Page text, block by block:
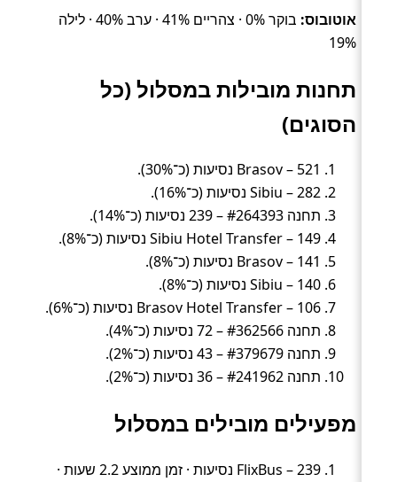
אוטובוס:
בוקר 0% · צהריים 41% · ערב 40% · לילה
19%
תחנות מובילות במסלול (כל
הסוגים)
Brasov – 521 נסיעות (כ־30%).
Sibiu – 282 נסיעות (כ־16%).
תחנה #264393 – 239 נסיעות (כ־14%).
Sibiu Hotel Transfer – 149 נסיעות (כ־8%).
Brasov – 141 נסיעות (כ־8%).
Sibiu – 140 נסיעות (כ־8%).
Brasov Hotel Transfer – 106 נסיעות (כ־6%).
תחנה #362566 – 72 נסיעות (כ־4%).
תחנה #379679 – 43 נסיעות (כ־2%).
תחנה #241962 – 36 נסיעות (כ־2%).
מפעילים מובילים במסלול
FlixBus – 239 נסיעות · זמן ממוצע 2.2 שעות ·